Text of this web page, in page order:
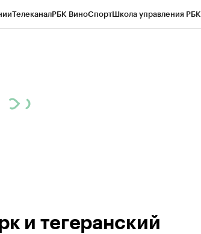
ТелеканалРБК ВиноСпортШкола управления РБК
и тегеранский